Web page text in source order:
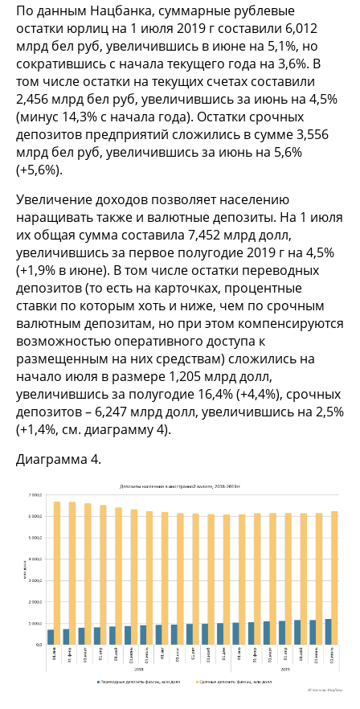
По данным Нацбанка, суммарные рублевые
остатки юрлиц на 1 июля 2019 г составили 6,012
млрд бел руб, увеличившись в июне на 5,1%, но
сократившись с начала текущего года на 3,6%. В
том числе остатки на текущих счетах составили
2,456 млрд бел руб, увеличившись за июнь на 4,5%
(минус 14,3% с начала года). Остатки срочных
депозитов предприятий сложились в сумме 3,556
млрд бел руб, увеличившись за июнь на 5,6%
(+5,6%).
Увеличение доходов позволяет населению
наращивать также и валютные депозиты. На 1 июля
их общая сумма составила 7,452 млрд долл,
увеличившись за первое полугодие 2019 г на 4,5%
(+1,9% в июне). В том числе остатки переводных
депозитов (то есть на карточках, процентные
ставки по которым хоть и ниже, чем по срочным
валютным депозитам, но при этом компенсируются
возможностью оперативного доступа к
размещенным на них средствам) сложились на
начало июля в размере 1,205 млрд долл,
увеличившись за полугодие 16,4% (+4,4%), срочных
депозитов – 6,247 млрд долл, увеличившись на 2,5%
(+1,4%, см. диаграмму 4).
Диаграмма 4.